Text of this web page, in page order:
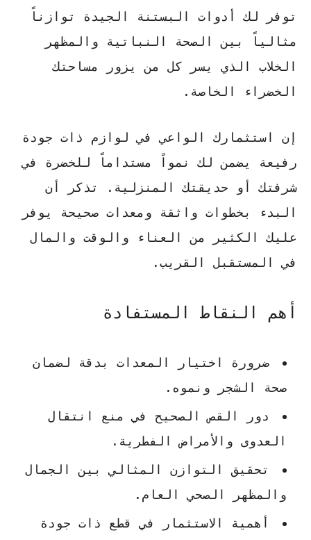
توفر لك
أدوات البستنة الجيدة توازناً
مثالياً بين الصحة النباتية والمظهر
الخلاب الذي يسر كل من يزور مساحتك
الخضراء الخاصة.
إن استثمارك الواعي في لوازم ذات جودة
رفيعة
يضمن لك نمواً مستداماً للخضرة في
شرفتك أو حديقتك المنزلية . تذكر أن
البدء بخطوات واثقة ومعدات صحيحة يوفر
عليك الكثير من العناء والوقت والمال
في المستقبل القريب.
أهم النقاط المستفادة
ضرورة اختيار المعدات بدقة لضمان
صحة الشجر ونموه.
دور القص الصحيح في منع انتقال
العدوى والأمراض الفطرية.
تحقيق التوازن المثالي بين الجمال
والمظهر الصحي العام.
أهمية الاستثمار في قطع ذات جودة